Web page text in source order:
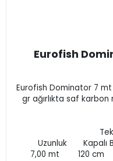
Eurofish
Eurofish Dominator 7 mt
gr ağırlıkta saf
Uzunluk
7,00 mt